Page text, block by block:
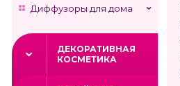
Диффузоры для дома
ДЕКОРАТИВНАЯ
КОСМЕТИКА